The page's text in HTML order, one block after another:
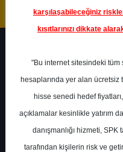
Ana Sayfa
Rapor Detay
Beyaz
karşılaşabileceğiniz
kısıtlarınızı dikkate
"Bu internet sitesindeki tüm
hesaplarında yer alan
hisse senedi hedef
açıklamalar kesinlikle yatırım
danışmanlığı hizmeti,
tarafından kişilerin risk ve